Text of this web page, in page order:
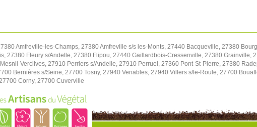
Amfreville-les-Champs, 27380 Amfreville s/s les-Monts, 27440 Bacqueville, 27380
27380 Fleury s/Andelle, 27380 Flipou, 27440 Gaillardbois-Cressenville, 27380 Grainville,
Verclives, 27910 Perriers s/Andelle, 27910 Perruel, 27360 Pont-St-Pierre, 27380
Bernières s/Seine, 27700 Tosny, 27940 Venables, 27940 Villers s/le-Roule, 27700
27700 Corny, 27700 Cuverville